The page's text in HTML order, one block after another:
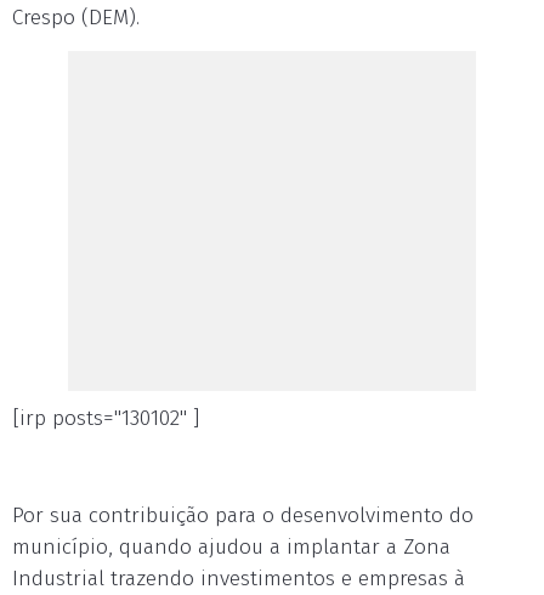
Crespo (DEM).
[irp posts="130102" ]
Por sua contribuição para o desenvolvimento do
município, quando ajudou a implantar a Zona
Industrial trazendo investimentos e empresas à